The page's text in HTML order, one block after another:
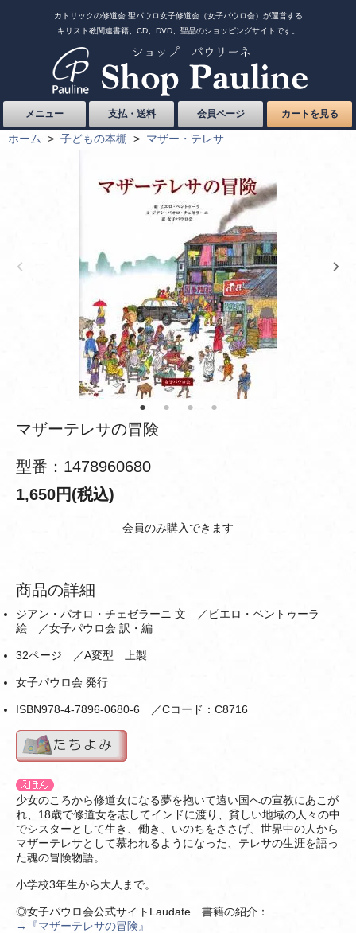
カトリックの修道会 聖パウロ女子修道会（女子パウロ会）が運営する
キリスト教関連書籍、CD、DVD、聖品のショッピングサイトです。
メニュー 支払・送料 会員ページ カートを見る
ホーム > 子どもの本棚 > マザー・テレサ
マザーテレサの冒険
型番：1478960680
1,650円(税込)
会員のみ購入できます
商品の詳細
ジアン・パオロ・チェゼラーニ 文 ／ピエロ・ベントゥーラ
絵 ／女子パウロ会 訳・編
32ページ ／A変型 上製
女子パウロ会 発行
ISBN978-4-7896-0680-6 ／Cコード：C8716
少女のころから修道女になる夢を抱いて遠い国への宣教にあこが
れ、18歳で修道女を志してインドに渡り、貧しい地域の人々の中
でシスターとして生き、働き、いのちをささげ、世界中の人から
マザーテレサとして慕われるようになった、テレサの生涯を語っ
た魂の冒険物語。
小学校3年生から大人まで。
◎女子パウロ会公式サイトLaudate 書籍の紹介：
→『マザーテレサの冒険』